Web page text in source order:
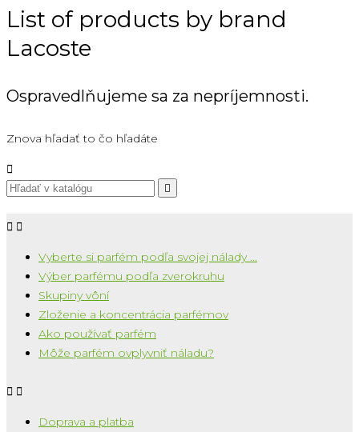
List of products by brand
Lacoste
Ospravedlňujeme sa za nepríjemnosti.
Znova hľadať to čo hľadáte


 
Vyberte si parfém podľa svojej nálady ...
Výber parfému podľa zverokruhu
Skupiny vôní
Zloženie a koncentrácia parfémov
Ako používať parfém
Môže parfém ovplyvniť náladu?
 
Doprava a platba